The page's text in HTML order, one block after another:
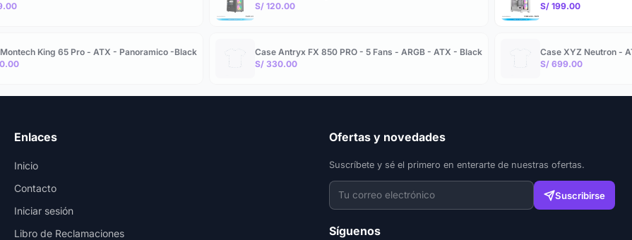
S/ 120.00
S/ 199.00
King 65 Pro - ATX - Panoramico -Black
Case Antryx FX 850 PRO - 5 Fans - ARGB - ATX - Black
S/ 330.00
Case XYZ Neutron -
S/ 699.00
Enlaces
Inicio
Contacto
Iniciar sesión
Libro de Reclamaciones
Ofertas y novedades
Suscríbete y sé el primero en enterarte de nuestras ofertas.
Suscribirse
Síguenos